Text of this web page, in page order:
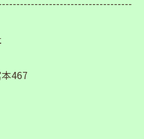
467